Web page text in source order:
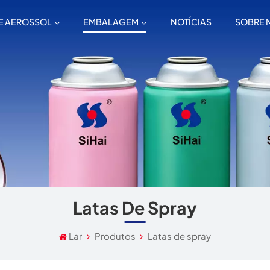
AEROSSOL EMBALAGEM NOTÍCIAS SOBRE
Latas De Spray
Lar Produtos Latas de spray